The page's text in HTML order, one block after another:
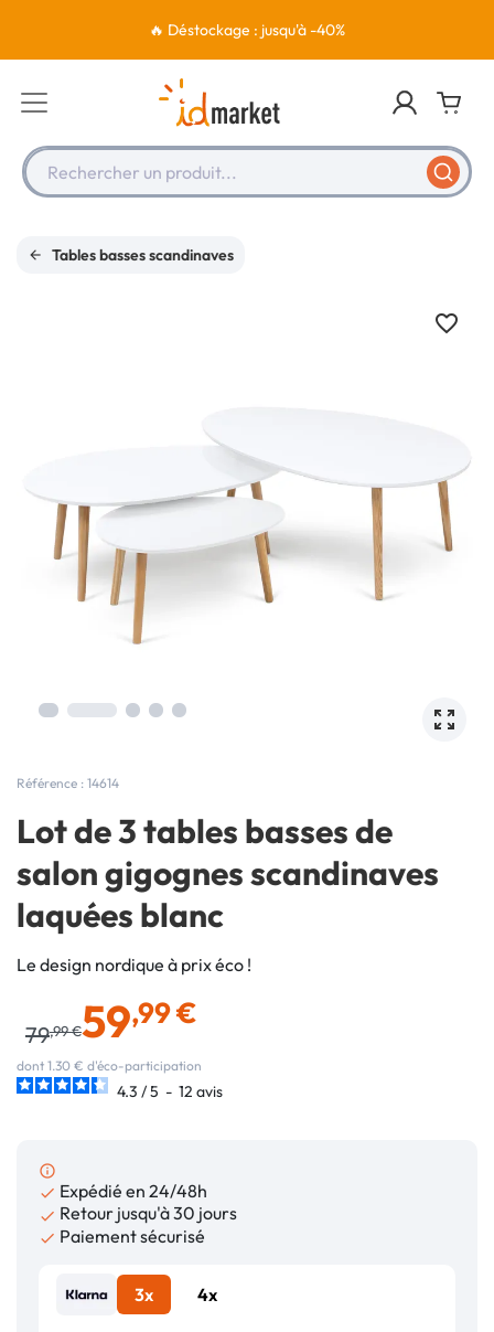
🔥 Déstockage : jusqu'à -40%
Rechercher un produit...
Tables basses scandinaves
Référence : 14614
Lot de 3 tables basses de
salon gigognes scandinaves
laquées blanc
Le design nordique à prix éco !
79,99 €59,99 €
dont 1.30 € d'éco-participation
4.3 /5 - 12 avis
info_outline
 Expédié en 24/48h
 Retour jusqu'à 30 jours
 Paiement sécurisé
3x 4x
favorite_border